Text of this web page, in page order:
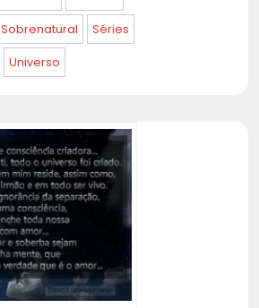
Sobrenatural Séries
Universo